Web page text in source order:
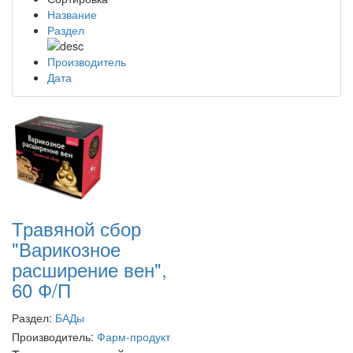
Название
Раздел
Производитель
Дата
Травяной сбор
"Варикозное
расширение вен",
60 Ф/П
Раздел: БАДы
Производитель: Фарм-продукт